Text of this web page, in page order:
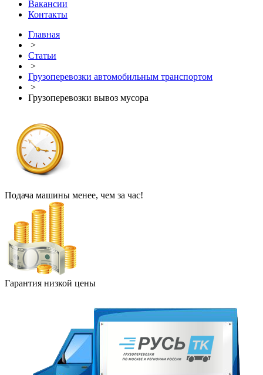
Вакансии
Контакты
Главная
>
Статьи
>
Грузоперевозки автомобильным транспортом
>
Грузоперевозки вывоз мусора
Подача машины менее, чем за час!
Гарантия низкой цены